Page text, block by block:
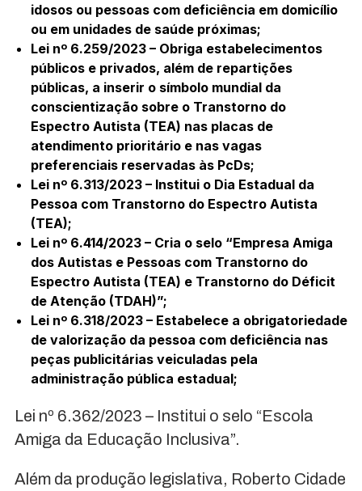
idosos ou pessoas com deficiência em domicílio
ou em unidades de saúde próximas;
Lei nº 6.259/2023 – Obriga estabelecimentos
públicos e privados, além de repartições
públicas, a inserir o símbolo mundial da
conscientização sobre o Transtorno do
Espectro Autista (TEA) nas placas de
atendimento prioritário e nas vagas
preferenciais reservadas às PcDs;
Lei nº 6.313/2023 – Institui o Dia Estadual da
Pessoa com Transtorno do Espectro Autista
(TEA);
Lei nº 6.414/2023 – Cria o selo “Empresa Amiga
dos Autistas e Pessoas com Transtorno do
Espectro Autista (TEA) e Transtorno do Déficit
de Atenção (TDAH)”;
Lei nº 6.318/2023 – Estabelece a obrigatoriedade
de valorização da pessoa com deficiência nas
peças publicitárias veiculadas pela
administração pública estadual;
Lei nº 6.362/2023 – Institui o selo “Escola
Amiga da Educação Inclusiva”.
Além da produção legislativa, Roberto Cidade